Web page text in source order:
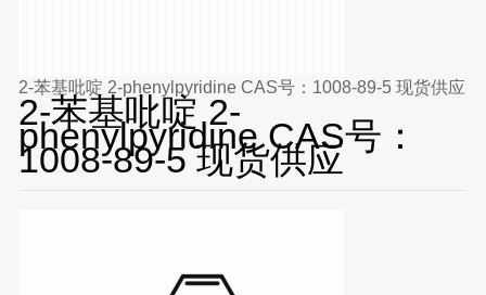
2-苯基吡啶 2-phenylpyridine CAS号：1008-89-5 现货供应
2-苯基吡啶 2-
phenylpyridine CAS号：
1008-89-5 现货供应